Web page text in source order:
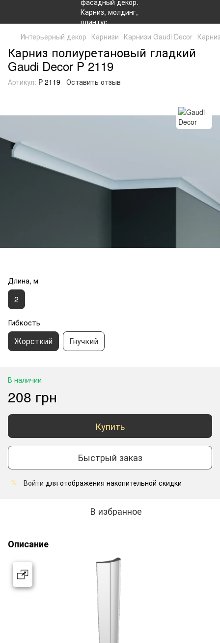
Интерьерный декор Карнизи Карнизи Gaudi Decor
Карниз полиуретановый гладкий
Gaudi Decor P 2119
Артикул: P 2119 Оставить отзыв
Длина, м
2
Гибкость
Жорсткий Гнучкий
В наличии
208 грн
Купить
Быстрый заказ
% Войти для отображения накопительной скидки
В избранное
Описание